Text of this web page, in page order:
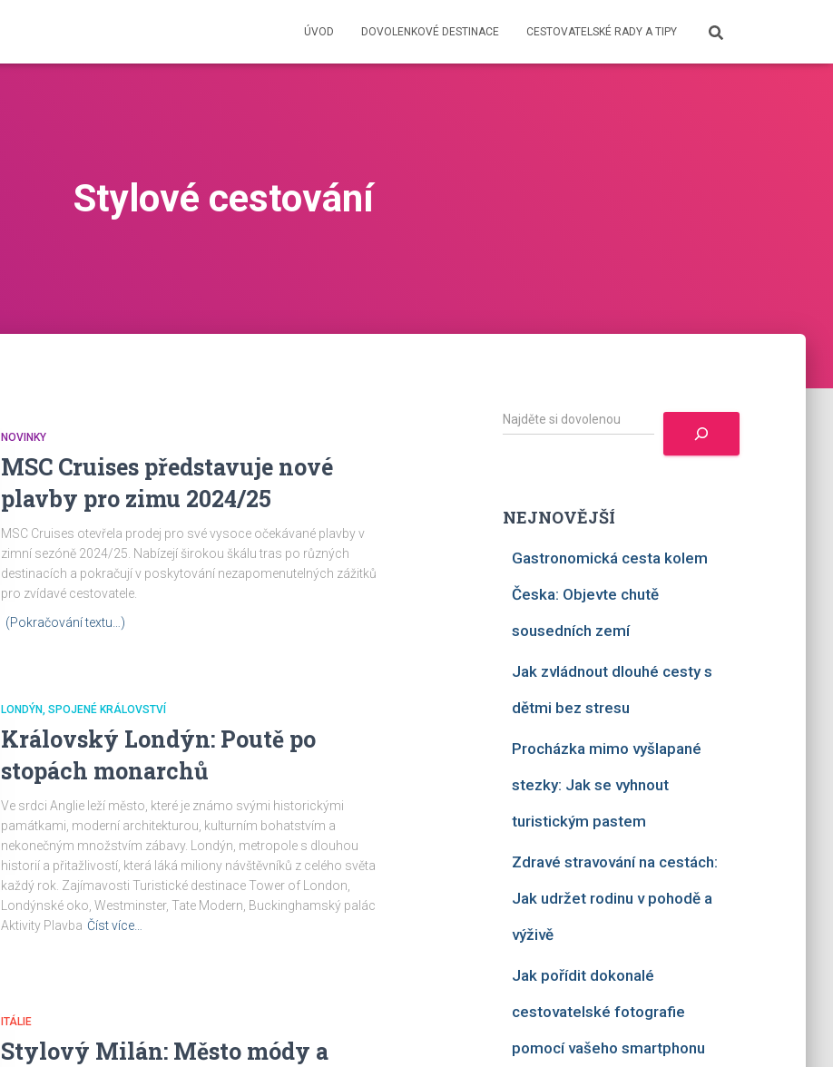
ÚVOD DOVOLENKOVÉ DESTINACE CESTOVATELSKÉ RADY A TIPY
Stylové cestování
NOVINKY
MSC Cruises představuje nové
plavby pro zimu 2024/25
MSC Cruises otevřela prodej pro své vysoce očekávané plavby v
zimní sezóně 2024/25. Nabízejí širokou škálu tras po různých
destinacích a pokračují v poskytování nezapomenutelných zážitků
pro zvídavé cestovatele.
(Pokračování textu…)
LONDÝN SPOJENÉ KRÁLOVSTVÍ
Královský Londýn: Poutě po
stopách monarchů
Ve srdci Anglie leží město, které je známo svými historickými
památkami, moderní architekturou, kulturním bohatstvím a
nekonečným množstvím zábavy. Londýn, metropole s dlouhou
historií a přitažlivostí, která láká miliony návštěvníků z celého světa
každý rok. Zajímavosti Turistické destinace Tower of London,
Londýnské oko, Westminster, Tate Modern, Buckinghamský palác
Aktivity Plavba Číst více…
ITÁLIE
Stylový Milán: Město módy a
H
l
tNEJNOVĚJŠÍ
Gastronomická cesta kolem
Česka: Objevte chutě
sousedních zemí
Jak zvládnout dlouhé cesty s
dětmi bez stresu
Procházka mimo vyšlapané
stezky: Jak se vyhnout
turistickým pastem
Zdravé stravování na cestách:
Jak udržet rodinu v pohodě a
výživě
Jak pořídit dokonalé
cestovatelské fotografie
pomocí vašeho smartphonu